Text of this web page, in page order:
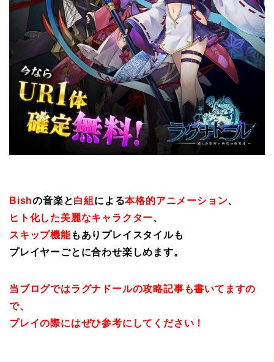
Bishの音楽と白組 による本格的アニメーション、
ヒト化した美麗なキャラクター、
スキップ機能もありプレイスタイルも
プレイヤーごとに合わせ楽しめます。
当ブログではラグナドールの攻略記事も書いてますの
で、
プレイの際にはぜひ参考にしてください！